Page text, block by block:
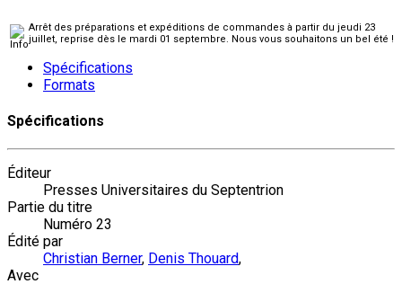
Arrêt des préparations et expéditions de commandes à partir du jeudi 23
juillet, reprise dès le mardi 01 septembre. Nous vous souhaitons un bel été !
Spécifications
Formats
Spécifications
Éditeur
Presses Universitaires du Septentrion
Partie du titre
Numéro 23
Édité par
Christian Berner, Denis Thouard,
Avec